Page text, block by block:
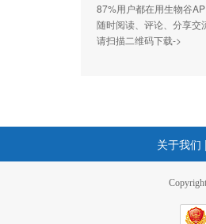
87%用户都在用生物谷
随时阅读、评论、分享交
请扫描二维码下载->
关于我们 |